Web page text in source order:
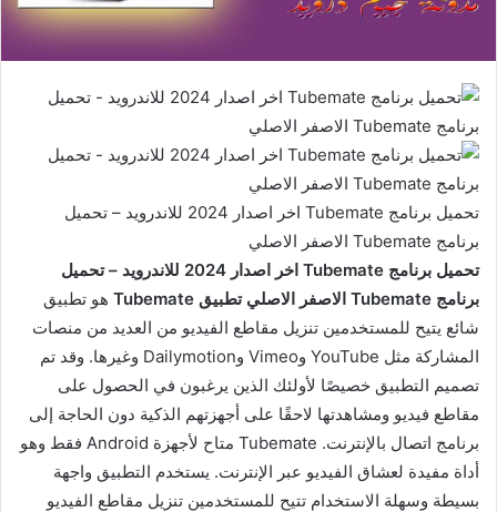
تحميل برنامج Tubemate اخر اصدار 2024 للاندرويد – تحميل
برنامج Tubemate الاصفر الاصلي
تحميل برنامج Tubemate اخر اصدار 2024 للاندرويد – تحميل
برنامج Tubemate الاصفر الاصلي تطبيق Tubemate
هو تطبيق
شائع يتيح للمستخدمين تنزيل مقاطع الفيديو من العديد من منصات
المشاركة مثل YouTube وVimeo وDailymotion وغيرها. وقد تم
تصميم التطبيق خصيصًا لأولئك الذين يرغبون في الحصول على
مقاطع فيديو ومشاهدتها لاحقًا على أجهزتهم الذكية دون الحاجة إلى
برنامج اتصال بالإنترنت. Tubemate متاح لأجهزة Android فقط وهو
أداة مفيدة لعشاق الفيديو عبر الإنترنت. يستخدم التطبيق واجهة
بسيطة وسهلة الاستخدام تتيح للمستخدمين تنزيل مقاطع الفيديو